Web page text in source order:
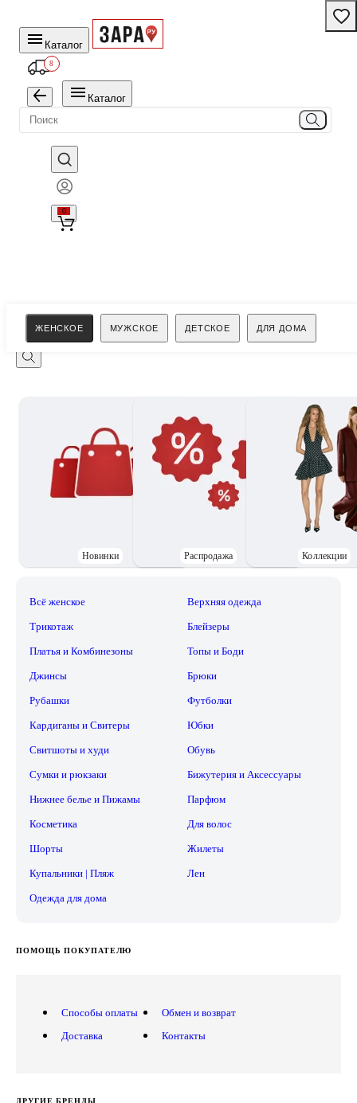
Каталог
8
Каталог
0
ЖЕНСКОЕ МУЖСКОЕ ДЕТСКОЕ ДЛЯ ДОМА
Поиск
Новинки Распродажа Коллекции
Всё женское Верхняя одежда
Трикотаж Блейзеры
Платья и Комбинезоны Топы и Боди
Джинсы Брюки
Рубашки Футболки
Кардиганы и Свитеры Юбки
Свитшоты и худи Обувь
Сумки и рюкзаки Бижутерия и Аксессуары
Нижнее белье и Пижамы Парфюм
Косметика Для волос
Шорты Жилеты
Купальники | Пляж Лен
Одежда для дома
ПОМОЩЬ ПОКУПАТЕЛЮ
Способы оплаты
Доставка
Обмен и возврат
Контакты
ДРУГИЕ БРЕНДЫ